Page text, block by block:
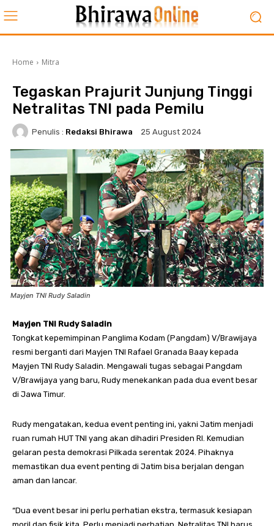
Home Mitra
Tegaskan Prajurit Junjung Tinggi
Netralitas TNI pada Pemilu
Penulis : Redaksi Bhirawa 25 August 2024
Mayjen TNI Rudy Saladin
Mayjen TNI Rudy Saladin
Tongkat kepemimpinan Panglima Kodam (Pangdam) V/Brawijaya
resmi berganti dari Mayjen TNI Rafael Granada Baay kepada
Mayjen TNI Rudy Saladin. Mengawali tugas sebagai Pangdam
V/Brawijaya yang baru, Rudy menekankan pada dua event besar
di Jawa Timur.
Rudy mengatakan, kedua event penting ini, yakni Jatim menjadi
ruan rumah HUT TNI yang akan dihadiri Presiden RI. Kemudian
gelaran pesta demokrasi Pilkada serentak 2024. Pihaknya
memastikan dua event penting di Jatim bisa berjalan dengan
aman dan lancar.
“Dua event besar ini perlu perhatian ekstra, termasuk kesiapan